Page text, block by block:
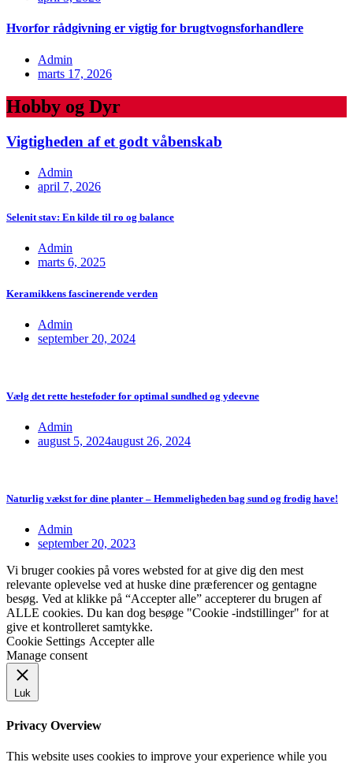
Hvorfor rådgivning er vigtig for brugtvognsforhandlere
Admin
marts 17, 2026
Hobby og Dyr
Vigtigheden af et godt våbenskab
Admin
april 7, 2026
Selenit stav: En kilde til ro og balance
Admin
marts 6, 2025
Keramikkens fascinerende verden
Admin
september 20, 2024
Vælg det rette hestefoder for optimal sundhed og ydeevne
Admin
august 5, 2024august 26, 2024
Naturlig vækst for dine planter – Hemmeligheden bag sund og frodig have!
Admin
september 20, 2023
Vi bruger cookies på vores websted for at give dig den mest
relevante oplevelse ved at huske dine præferencer og gentagne
besøg. Ved at klikke på “Accepter alle” accepterer du brugen af
ALLE cookies. Du kan dog besøge "Cookie -indstillinger" for at
give et kontrolleret samtykke.
Cookie Settings Accepter alle
Manage consent
Luk
Privacy Overview
This website uses cookies to improve your experience while you